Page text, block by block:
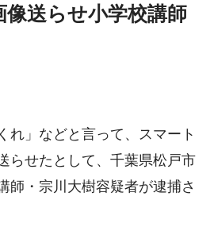
像送らせ小学校講師
れ」などと言って、スマート
らせたとして、千葉県松戸市
師・宗川大樹容疑者が逮捕さ